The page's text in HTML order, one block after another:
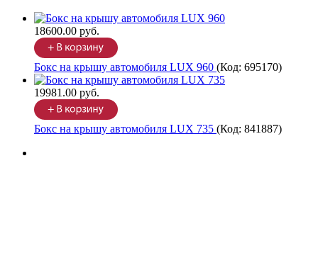
18600.00 руб.
Бокс на крышу автомобиля LUX 960 (Код: 695170)
19981.00 руб.
Бокс на крышу автомобиля LUX 735 (Код: 841887)